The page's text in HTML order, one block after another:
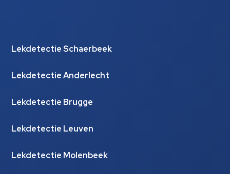
Lekdetectie Schaerbeek
Lekdetectie Anderlecht
Lekdetectie Brugge
Lekdetectie Leuven
Lekdetectie Molenbeek